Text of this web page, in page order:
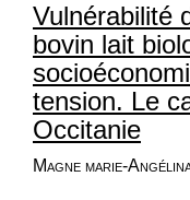
Vulnérabilité
bovin lait
tension. Le
Occitanie
Magne marie-